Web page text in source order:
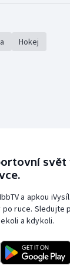
Hokej
svět
a apkou
ruce. Sledujte
a kdykoli.